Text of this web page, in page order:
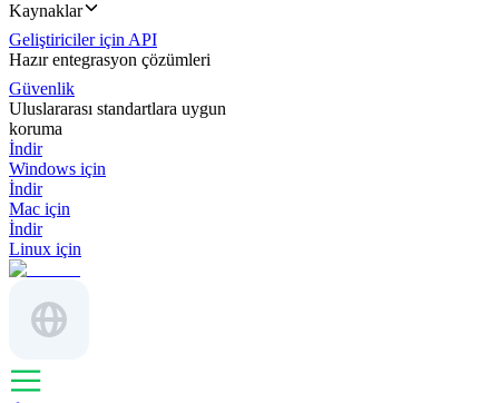
Kaynaklar
Geliştiriciler için API
Hazır entegrasyon çözümleri
Güvenlik
Uluslararası standartlara uygun
koruma
İndir
Windows için
İndir
Mac için
İndir
Linux için